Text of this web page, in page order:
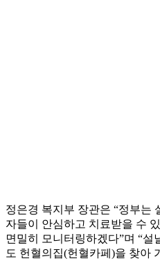
정은경 복지부 장관은 “정부는
자들이 안심하고 치료받을 수
면밀히 모니터링하겠다”며 “설
도 헌혈의집(헌혈카페)을 찾아